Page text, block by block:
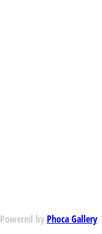
Powered by Phoca Gallery